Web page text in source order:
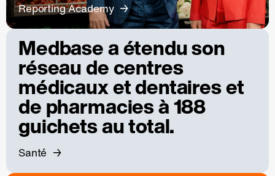
Reporting Academy
Medbase a étendu son
réseau de centres
médicaux et dentaires et
de pharmacies à 188
guichets au total.
Santé